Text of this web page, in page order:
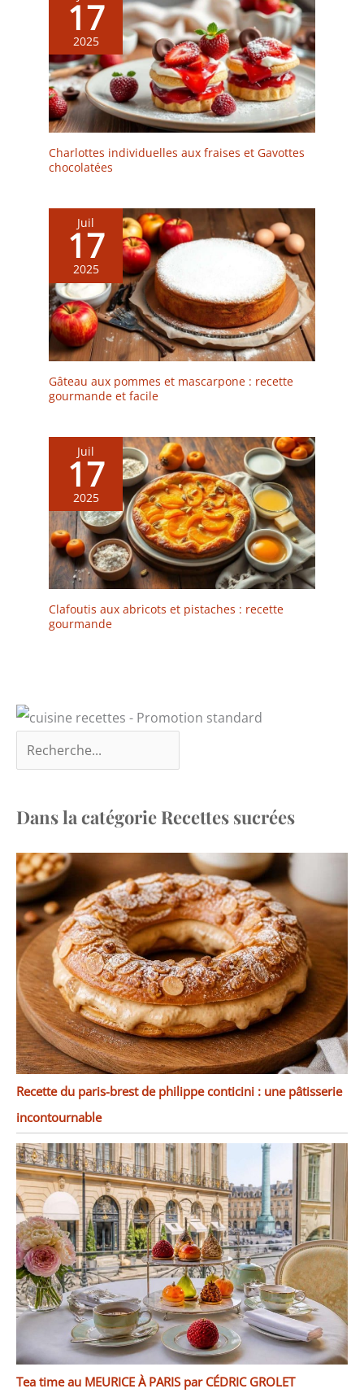
17
2025
Charlottes individuelles aux fraises et Gavottes
chocolatées
Juil
17
2025
Gâteau aux pommes et mascarpone : recette
gourmande et facile
Juil
17
2025
Clafoutis aux abricots et pistaches : recette
gourmande
Dans la catégorie Recettes sucrées
Recette du paris-brest de philippe conticini : une pâtisserie
incontournable
Tea time au MEURICE À PARIS par CÉDRIC GROLET